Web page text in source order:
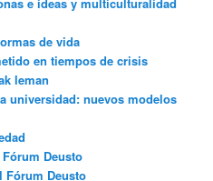
de vida
en tiempos de crisis
leman
universidad: nuevos modelos
Deusto
Fórum Deusto